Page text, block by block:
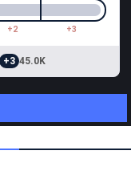
+2 +3
+3 45.0K